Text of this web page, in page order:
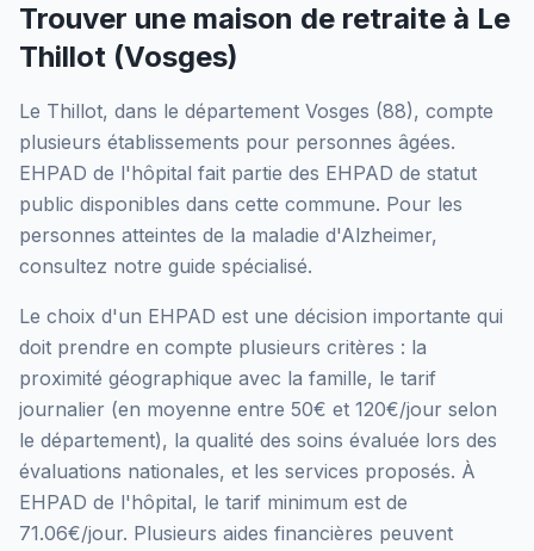
Trouver une maison de retraite à Le
Thillot (Vosges)
Le Thillot, dans le département Vosges (88), compte
plusieurs établissements pour personnes âgées.
EHPAD de l'hôpital fait partie des EHPAD de statut
public disponibles dans cette commune. Pour les
personnes atteintes de la maladie d'Alzheimer,
consultez notre guide spécialisé.
Le choix d'un EHPAD est une décision importante qui
doit prendre en compte plusieurs critères : la
proximité géographique avec la famille, le tarif
journalier (en moyenne entre 50€ et 120€/jour selon
le département), la qualité des soins évaluée lors des
évaluations nationales, et les services proposés. À
EHPAD de l'hôpital, le tarif minimum est de
71.06€/jour. Plusieurs aides financières peuvent